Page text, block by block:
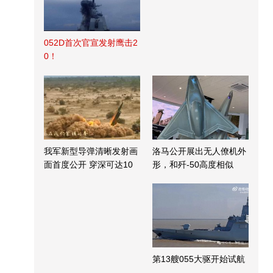
052D首次官宣发射鹰击2
0！
我军新型导弹清晰发射画
面首度公开 穿深可达10
洛马公开展出无人僚机外
形，和歼-50高度相似
第13艘055大驱开始试航